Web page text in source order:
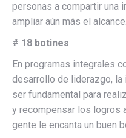
personas a compartir una
ampliar aún más el alcance.
# 18 botines
En programas integrales
desarrollo de liderazgo,
ser fundamental para
y recompensar los logros
gente le encanta un buen